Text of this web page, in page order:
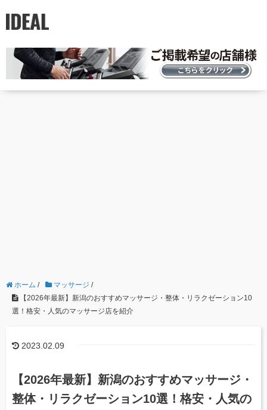
ホーム / マッサージ /
【2026年最新】新潟のおすすめマッサージ・整体・リラクゼーション10
選！格安・人気のマッサージ店を紹介
2023.02.09
【2026年最新】新潟のおすすめマッサージ・
整体・リラクゼーション10選！格安・人気の